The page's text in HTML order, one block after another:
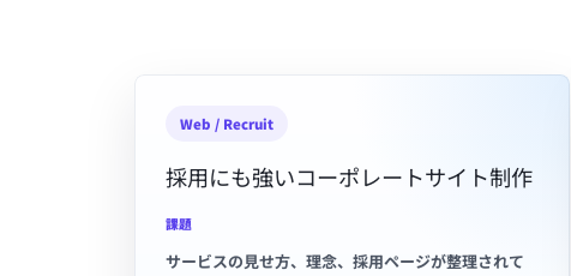
Web / Recruit
採用にも強いコーポレートサイト制作
課題
サービスの見せ方、理念、採用ページが整理されて